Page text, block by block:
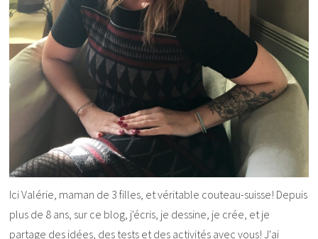
Ici Valérie, maman de 3 filles, et véritable couteau-suisse! Depuis
plus de 8 ans, sur ce blog, j'écris, je dessine, je crée, et je
partage des idées, des tests et des activités avec vous! J'ai